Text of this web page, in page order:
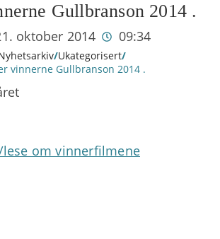
Gullbranson 2014 .
oktober 2014 09:34
/Ukategorisert/
vinnerne Gullbranson 2014 .
lese om vinnerfilmene